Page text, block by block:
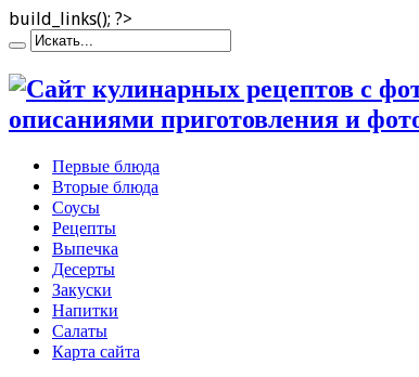
build_links(); ?>
описаниями приготовления и
Первые блюда
Вторые блюда
Соусы
Рецепты
Выпечка
Десерты
Закуски
Напитки
Салаты
Карта сайта